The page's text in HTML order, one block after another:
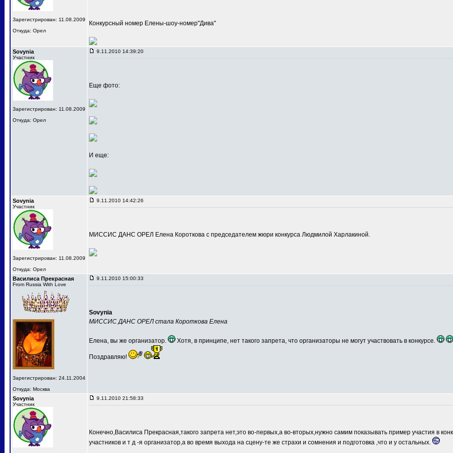
Зарегистрирован: 11.08.2009
Откуда: Орел
Конкурсный номер Елены-шоу-номер"Дива"
Sovynia
Участник
Зарегистрирован: 11.08.2009
Откуда: Орел
9.11.2010 14:39:20
Еще фото:
И еще:
Sovynia
Участник
Зарегистрирован: 11.08.2009
Откуда: Орел
9.11.2010 14:42:26
МИССИС ДАНС ОРЕЛ Елена Короткова с председателем жюри конкурса Людмилой Харлакиной.
Василиса Прекрасная
From Russia With Love
Зарегистрирован: 24.11.2004
Откуда: Москва
9.11.2010 15:00:33
Sovynia
МИССИС ДАНС ОРЕЛ стала Короткова Елена
Елена, вы же организатор. Хотя, в принципе, нет такого запрета, что организаторы не могут участвовать в конкурсе.
Поздравляю!
Sovynia
Участник
9.11.2010 21:58:33
Конечно,Василиса Прекрасная,такого запрета нет,это во-первых,а во-вторых,нужно самим показывать пример участия в
участников и т д -я организатор,а во время выхода на сцену-те же страхи и сомнения и подготовка ,что и у остальных.